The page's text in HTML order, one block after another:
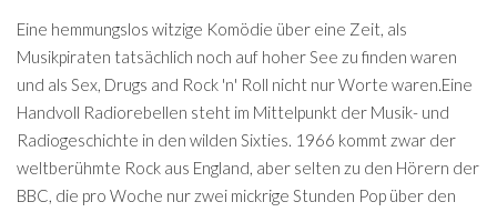
Eine hemmungslos witzige Komödie über eine Zeit, als
Musikpiraten tatsächlich noch auf hoher See zu finden waren
und als Sex, Drugs and Rock 'n' Roll nicht nur Worte waren.Eine
Handvoll Radiorebellen steht im Mittelpunkt der Musik- und
Radiogeschichte in den wilden Sixties. 1966 kommt zwar der
weltberühmte Rock aus England, aber selten zu den Hörern der
BBC, die pro Woche nur zwei mickrige Stunden Pop über den